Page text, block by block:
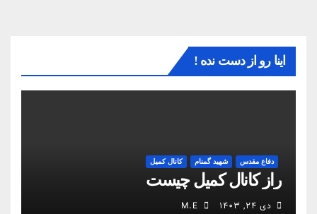
اینا رو از دست نده !
دفاع مقدس شهید گمنام کانال کمیل
راز کانال کمیل چیست
دی ۲۴, ۱۴۰۳